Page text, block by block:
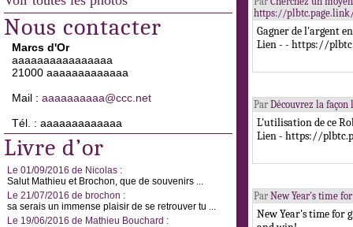
Nous contacter
Marcs d'Or
aaaaaaaaaaaaaaaa
21000 aaaaaaaaaaaaa
Mail : aaaaaaaaaa@ccc.net
Tél. : aaaaaaaaaaaaa
Livre d’or
Le 01/09/2016 de Nicolas :
Salut Mathieu et Brochon, que de souvenirs ...
Le 21/07/2016 de brochon :
sa serais un immense plaisir de se retrouver tu ...
Le 19/06/2016 de Mathieu Bouchard :
https://
Gagner de l'argent
Lien - - https://
Par Découvrez la
L'utilisation de ce
Lien - https://
Par New Year's time
New Year's time for